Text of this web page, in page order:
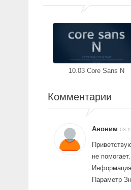
10.03 Core Sans N
Комментарии
Аноним
не
Параметр